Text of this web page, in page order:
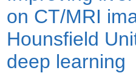
on CT/MRI
Hounsfield
deep learning